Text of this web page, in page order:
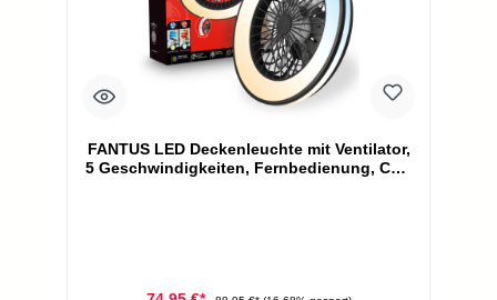
FANTUS LED Deckenleuchte mit Ventilator,
5 Geschwindigkeiten, Fernbedienung, CCT